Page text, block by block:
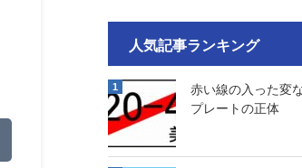
人気記事ランキング
赤い線の入った変
プレートの正体